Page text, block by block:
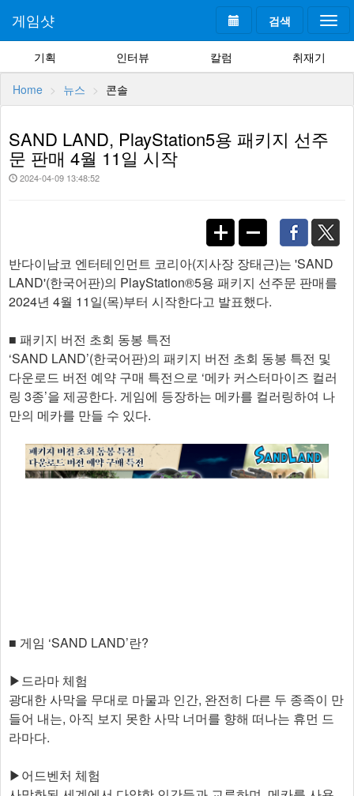
검색
게임샷
기획 인터뷰 칼럼 취재기
Home 뉴스 콘솔
SAND LAND, PlayStation5용 패키지 선주
문 판매 4월 11일 시작
2024-04-09 13:48:52
반다이남코 엔터테인먼트 코리아(지사장 장태근)는 'SAND
LAND'(한국어판)의 PlayStation®5용 패키지 선주문 판매를
2024년 4월 11일(목)부터 시작한다고 발표했다.
■ 패키지 버전 초회 동봉 특전
‘SAND LAND’(한국어판)의 패키지 버전 초회 동봉 특전 및
다운로드 버전 예약 구매 특전으로 ‘메카 커스터마이즈 컬러
링 3종’을 제공한다. 게임에 등장하는 메카를 컬러링하여 나
만의 메카를 만들 수 있다.
■ 게임 ‘SAND LAND’란?
▶드라마 체험
광대한 사막을 무대로 마물과 인간, 완전히 다른 두 종족이 만
들어 내는, 아직 보지 못한 사막 너머를 향해 떠나는 휴먼 드
라마다.
▶어드벤처 체험